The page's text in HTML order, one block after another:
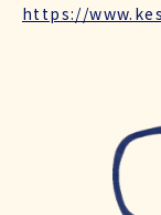
https://